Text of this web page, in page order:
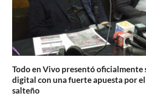
Todo en Vivo presentó oficialmente
digital con una fuerte apuesta por
salteño